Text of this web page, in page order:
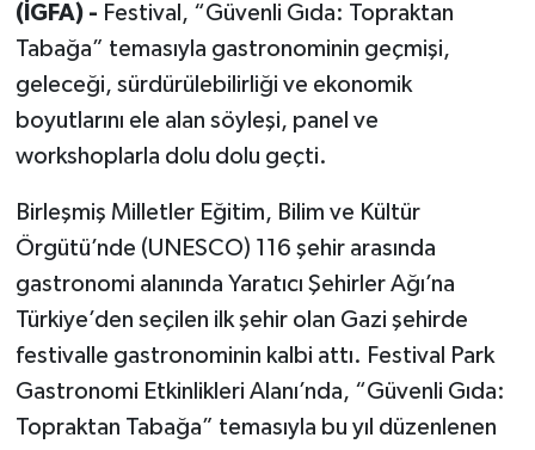
(İGFA) - Festival, “Güvenli Gıda: Topraktan
Tabağa” temasıyla gastronominin geçmişi,
geleceği, sürdürülebilirliği ve ekonomik
boyutlarını ele alan söyleşi, panel ve
workshoplarla dolu dolu geçti.
Birleşmiş Milletler Eğitim, Bilim ve Kültür
Örgütü’nde (UNESCO) 116 şehir arasında
gastronomi alanında Yaratıcı Şehirler Ağı’na
Türkiye’den seçilen ilk şehir olan Gazi şehirde
festivalle gastronominin kalbi attı. Festival Park
Gastronomi Etkinlikleri Alanı’nda, “Güvenli Gıda:
Topraktan Tabağa” temasıyla bu yıl düzenlenen